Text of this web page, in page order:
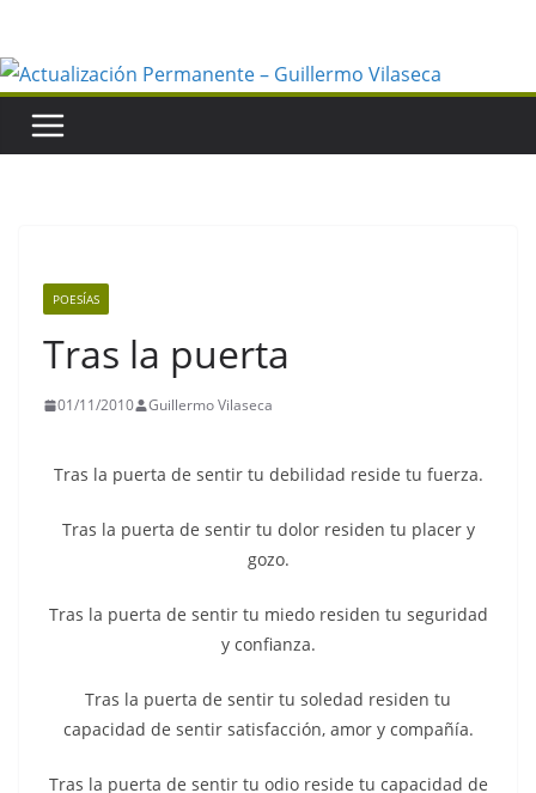
contenido
POESÍAS
Tras la puerta
01/11/2010 Guillermo Vilaseca
Tras la puerta de sentir tu debilidad reside tu fuerza.
Tras la puerta de sentir tu dolor residen tu placer y
gozo.
Tras la puerta de sentir tu miedo residen tu seguridad
y confianza.
Tras la puerta de sentir tu soledad residen tu
capacidad de sentir satisfacción, amor y compañía.
Tras la puerta de sentir tu odio reside tu capacidad de